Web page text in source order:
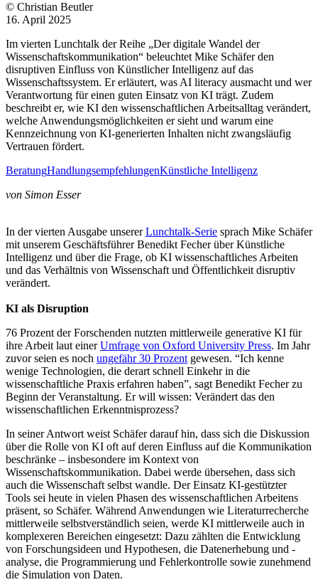
© Christian Beutler
16. April 2025
Im vierten Lunchtalk der Reihe „Der digitale Wandel der
Wissenschaftskommunikation“ beleuchtet Mike Schäfer den
disruptiven Einfluss von Künstlicher Intelligenz auf das
Wissenschaftssystem. Er erläutert, was AI literacy ausmacht und wer
Verantwortung für einen guten Einsatz von KI trägt. Zudem
beschreibt er, wie KI den wissenschaftlichen Arbeitsalltag verändert,
welche Anwendungsmöglichkeiten er sieht und warum eine
Kennzeichnung von KI-generierten Inhalten nicht zwangsläufig
Vertrauen fördert.
BeratungHandlungsempfehlungenKünstliche Intelligenz
von Simon Esser
In der vierten Ausgabe unsererLunchtalk-Serie sprach Mike Schäfer
mit unserem Geschäftsführer Benedikt Fecher über Künstliche
Intelligenz und über die Frage, ob KI wissenschaftliches Arbeiten
und das Verhältnis von Wissenschaft und Öffentlichkeit disruptiv
verändert.
KI als Disruption
76 Prozent der Forschenden nutzten mittlerweile generative KI für
ihre Arbeit laut einerUmfrage von Oxford University Press. Im Jahr
zuvor seien es noch ungefähr 30 Prozent gewesen. “Ich kenne
wenige Technologien, die derart schnell Einkehr in die
wissenschaftliche Praxis erfahren haben”, sagt Benedikt Fecher zu
Beginn der Veranstaltung. Er will wissen: Verändert das den
wissenschaftlichen Erkenntnisprozess?
In seiner Antwort weist Schäfer darauf hin, dass sich die Diskussion
über die Rolle von KI oft auf deren Einfluss auf die Kommunikation
beschränke – insbesondere im Kontext von
Wissenschaftskommunikation. Dabei werde übersehen, dass sich
auch die Wissenschaft selbst wandle. Der Einsatz KI-gestützter
Tools sei heute in vielen Phasen des wissenschaftlichen Arbeitens
präsent, so Schäfer. Während Anwendungen wie Literaturrecherche
mittlerweile selbstverständlich seien, werde KI mittlerweile auch in
komplexeren Bereichen eingesetzt: Dazu zählten die Entwicklung
von Forschungsideen und Hypothesen, die Datenerhebung und -
analyse, die Programmierung und Fehlerkontrolle sowie zunehmend
die Simulation von Daten.